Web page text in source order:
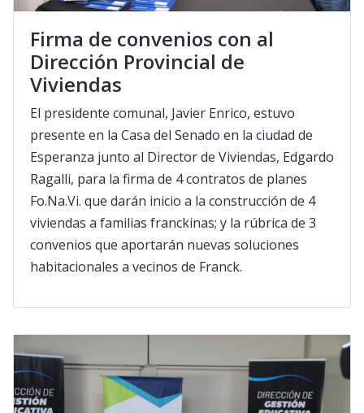
Firma de convenios con al
Dirección Provincial de
Viviendas
El presidente comunal, Javier Enrico, estuvo
presente en la Casa del Senado en la ciudad de
Esperanza junto al Director de Viviendas, Edgardo
Ragalli, para la firma de 4 contratos de planes
Fo.Na.Vi. que darán inicio a la construcción de 4
viviendas a familias franckinas; y la rúbrica de 3
convenios que aportarán nuevas soluciones
habitacionales a vecinos de Franck.